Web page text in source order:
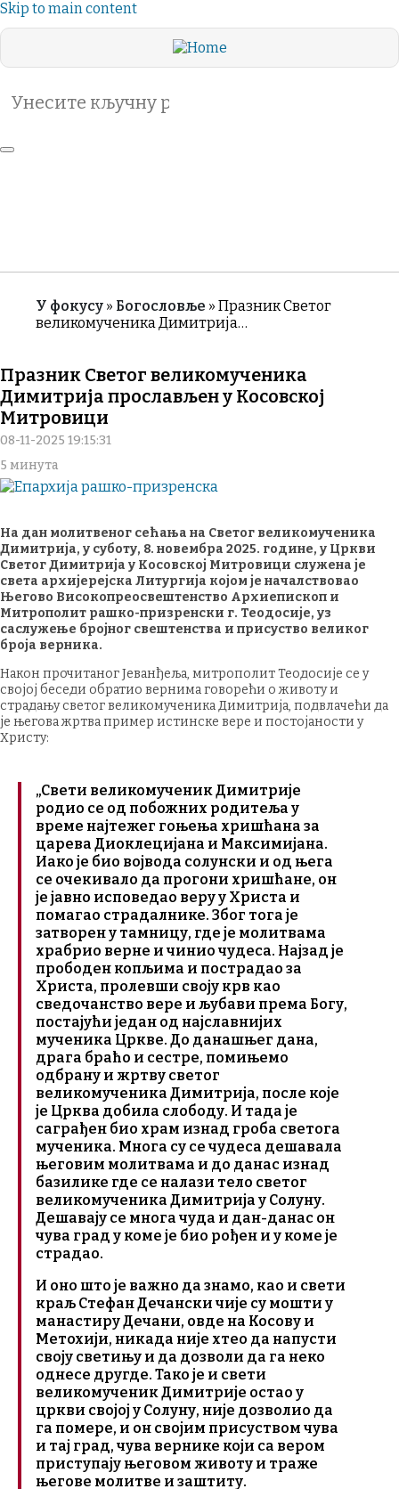
Skip to main content
Header
Breadcrumb
У фокусу Богословље
Празник Светог
великомученика Димитрија…
Празник Светог великомученика
Димитрија прослављен у Косовској
Митровици
08-11-2025 19:15:31
5 минута
На дан молитвеног сећања на Светог великомученика
Димитрија, у суботу, 8. новембра 2025. године, у Цркви
Светог Димитрија у Косовској Митровици служена је
света архијерејска Литургија којом је началствовао
Његово Високопреосвештенство Архиепископ и
Митрополит рашко-призренски г. Теодосије, уз
саслужење бројног свештенства и присуство великог
броја верника.
Након прочитаног Јеванђеља, митрополит Теодосије се у
својој беседи обратио вернима говорећи о животу и
страдању светог великомученика Димитрија, подвлачећи да
је његова жртва пример истинске вере и постојаности у
Христу:
„Свети великомученик Димитрије
родио се од побожних родитеља у
време најтежег гоњења хришћана за
царева Диоклецијана и Максимијана.
Иако је био војвода солунски и од њега
се очекивало да прогони хришћане, он
је јавно исповедао веру у Христа и
помагао страдалнике. Због тога је
затворен у тамницу, где је молитвама
храбрио верне и чинио чудеса. Најзад је
прободен копљима и пострадао за
Христа, пролевши своју крв као
сведочанство вере и љубави према Богу,
постајући један од најславнијих
мученика Цркве. До данашњег дана,
драга браћо и сестре, помињемо
одбрану и жртву светог
великомученика Димитрија, после које
је Црква добила слободу. И тада је
саграђен био храм изнад гроба светога
мученика. Многа су се чудеса дешавала
његовим молитвама и до данас изнад
базилике где се налази тело светог
великомученика Димитрија у Солуну.
Дешавају се многа чуда и дан-данас он
чува град у коме је био рођен и у коме је
страдао.
И оно што је важно да знамо, као и свети
краљ Стефан Дечански чије су мошти у
манастиру Дечани, овде на Косову и
Метохији, никада није хтео да напусти
своју светињу и да дозволи да га неко
однесе другде. Тако је и свети
великомученик Димитрије остао у
цркви својој у Солуну, није дозволио да
га помере, и он својим присуством чува
и тај град, чува вернике који са вером
приступају његовом животу и траже
његове молитве и заштиту.